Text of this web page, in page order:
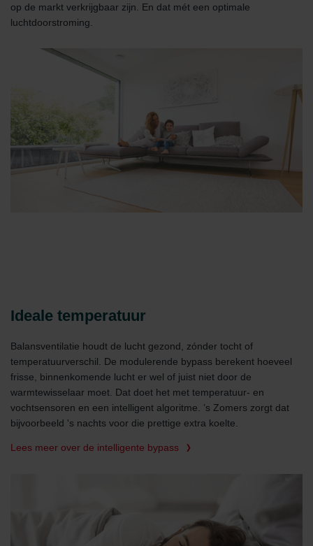
op de markt verkrijgbaar zijn. En dat mét een optimale
luchtdoorstroming.
Ideale temperatuur
Balansventilatie houdt de lucht gezond, zónder tocht of
temperatuurverschil. De modulerende bypass berekent hoeveel
frisse, binnenkomende lucht er wel of juist niet door de
warmtewisselaar moet. Dat doet het met temperatuur- en
vochtsensoren en een intelligent algoritme. ’s Zomers zorgt dat
bijvoorbeeld 's nachts voor die prettige extra koelte.
Lees meer over de intelligente bypass